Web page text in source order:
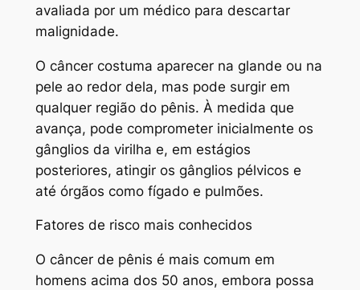
avaliada por um médico para descartar
malignidade.
O câncer costuma aparecer na glande ou na
pele ao redor dela, mas pode surgir em
qualquer região do pênis. À medida que
avança, pode comprometer inicialmente os
gânglios da virilha e, em estágios
posteriores, atingir os gânglios pélvicos e
até órgãos como fígado e pulmões.
Fatores de risco mais conhecidos
O câncer de pênis é mais comum em
homens acima dos 50 anos, embora possa